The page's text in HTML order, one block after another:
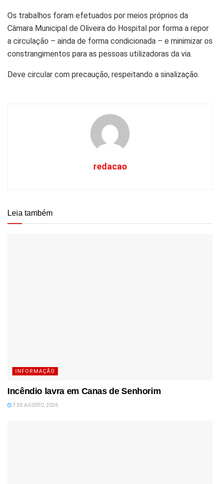
Os trabalhos foram efetuados por meios próprios da
Câmara Municipal de Oliveira do Hospital por forma a repor
a circulação – ainda de forma condicionada – e minimizar os
constrangimentos para as pessoas utilizadoras da via.
Deve circular com precaução, respeitando a sinalização.
redacao
Leia também
INFORMAÇÃO
Incêndio lavra em Canas de Senhorim
7 DE AGOSTO, 2026